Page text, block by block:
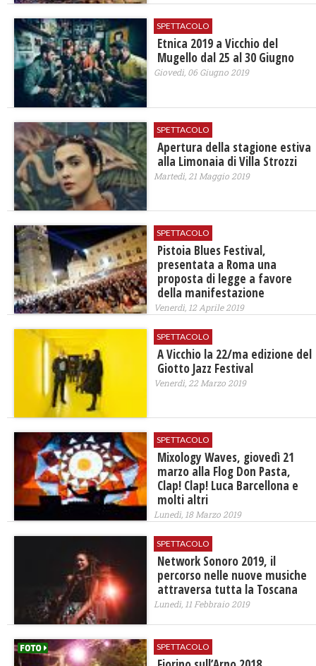
SPETTACOLO
Etnica 2019 a Vicchio del
Mugello dal 25 al 30 Giugno
Giovedì, 06 Giugno 2019
SPETTACOLO
Apertura della stagione estiva
alla Limonaia di Villa Strozzi
Martedì, 21 Maggio 2019
SPETTACOLO
Pistoia Blues Festival,
presentata a Roma una
proposta di legge a favore
della manifestazione
Venerdì, 12 Aprile 2019
SPETTACOLO
A Vicchio la 22/ma edizione del
Giotto Jazz Festival
Venerdì, 22 Marzo 2019
SPETTACOLO
Mixology Waves, giovedì 21
marzo alla Flog Don Pasta,
Clap! Clap! Luca Barcellona e
molti altri
Lunedì, 18 Marzo 2019
SPETTACOLO
Network Sonoro 2019, il
percorso nelle nuove musiche
attraversa tutta la Toscana
Lunedì, 11 Febbraio 2019
SPETTACOLO